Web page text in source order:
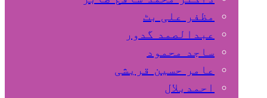
مظفر علی بٹ
عبدالصمد گدور
ساجد محمود
عامر حسین قریشی
اﺣﻤﺪﺑﻼل